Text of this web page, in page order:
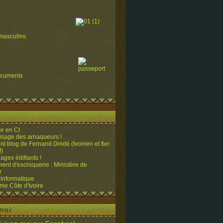
en CI
des arnaqueurs !
blog de Fernand Dindé (Ivoirien et fier
édifiants !
d'escroquerie : Ministère de
Côte d'Ivoire